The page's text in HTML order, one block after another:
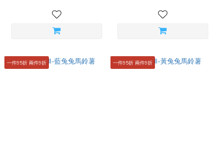
一件95折 兩件9折 一件95折 兩件9折